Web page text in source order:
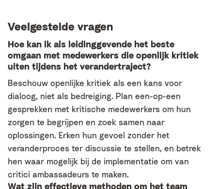
Veelgestelde vragen
Hoe kan ik als leidinggevende het beste
omgaan met medewerkers die openlijk kritiek
uiten tijdens het verandertraject?
Beschouw openlijke kritiek als een kans voor
dialoog, niet als bedreiging. Plan een-op-een
gesprekken met kritische medewerkers om hun
zorgen te begrijpen en zoek samen naar
oplossingen. Erken hun gevoel zonder het
veranderproces ter discussie te stellen, en betrek
hen waar mogelijk bij de implementatie om van
critici ambassadeurs te maken.
Wat zijn effectieve methoden om het team